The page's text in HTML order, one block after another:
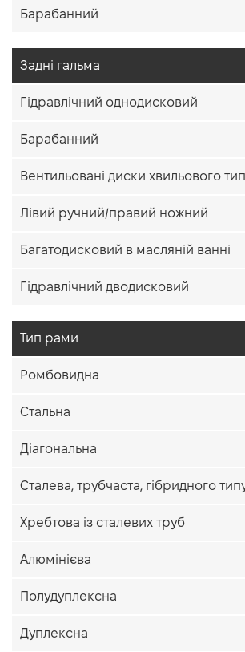
Барабанний
Задні гальма
Гідравлічний однодисковий
Барабанний
Вентильовані диски хвильового
Лівий ручний/правий ножний
Багатодисковий в масляній ванні
Гідравлічний дводисковий
Тип рами
Ромбовидна
Стальна
Діагональна
Сталева, трубчаста, гібридного
Хребтова із сталевих труб
Алюмінієва
Полудуплексна
Дуплексна